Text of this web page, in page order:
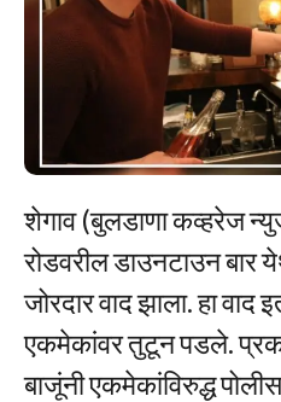
शेगाव (बुलडाणा कव्हरेज
रोडवरील डाउनटाउन बार
जोरदार वाद झाला. हा वाद
एकमेकांवर तुटून पडले.
बाजूंनी एकमेकांविरुद्ध